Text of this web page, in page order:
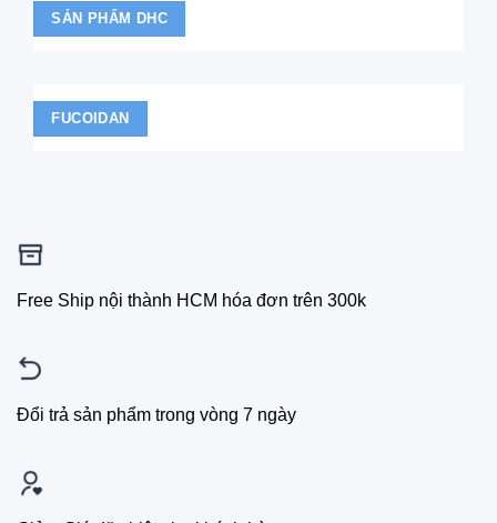
SẢN PHẨM DHC
FUCOIDAN
Free Ship nội thành HCM hóa đơn trên 300k
Đổi trả sản phẩm trong vòng 7 ngày